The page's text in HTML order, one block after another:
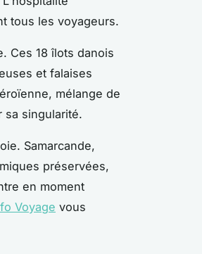
tous les voyageurs.
Ces 18 îlots danois
et falaises
mélange de
sa singularité.
Samarcande,
préservées,
en moment
Voyage vous